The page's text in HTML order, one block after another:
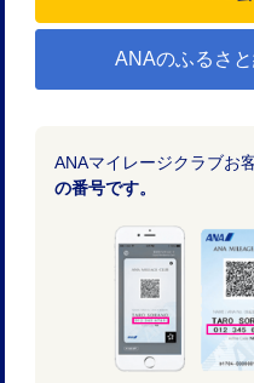
ANAのふるさ
ANAマイレージクラブお
の番号です。